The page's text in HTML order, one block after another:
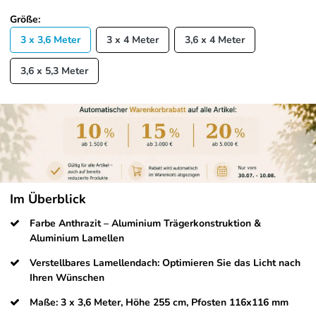
Größe:
3 x 3,6 Meter
3 x 4 Meter 3,6 x 4 Meter
3,6 x 5,3 Meter
Im Überblick
Farbe Anthrazit – Aluminium Trägerkonstruktion &
Aluminium Lamellen
Verstellbares Lamellendach: Optimieren Sie das Licht nach
Ihren Wünschen
Maße: 3 x 3,6 Meter, Höhe 255 cm, Pfosten 116x116 mm